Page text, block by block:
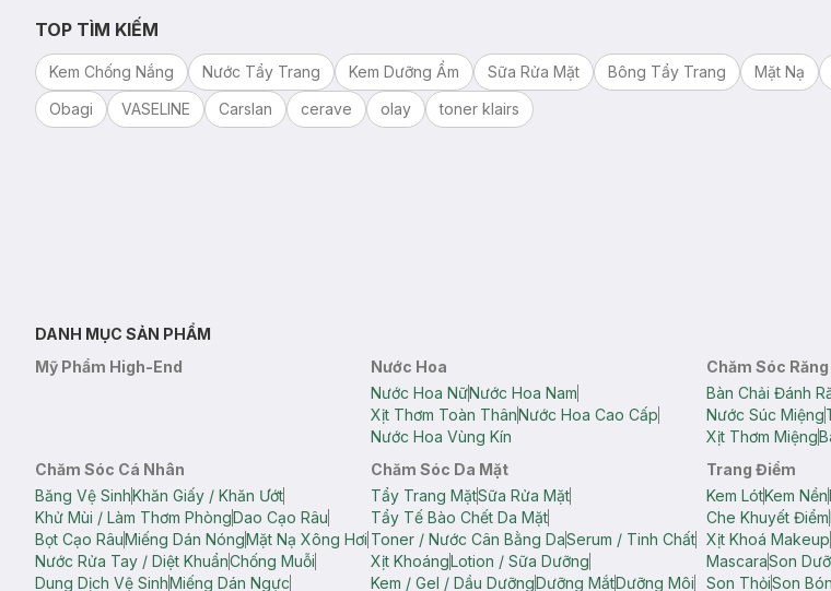
TOP TÌM KIẾM
Kem Chống Nắng Nước Tẩy Trang Kem Dưỡng Ẩm Sữa Rửa Mặt Bông Tẩy Trang Mặt Nạ
Obagi
VASELINE Carslan cerave olay toner klairs
DANH MỤC SẢN PHẨM
Mỹ Phẩm High-End
Nước Hoa
Nước Hoa NữNước Hoa Nam
Xịt Thơm Toàn ThânNước Hoa Cao Cấp
Nước Hoa Vùng Kín
Chăm Sóc
Bàn Chải Đánh
Nước Súc Miệng
Xịt Thơm Miệng
Chăm Sóc Cá Nhân
Băng Vệ SinhKhăn Giấy / Khăn Ướt
Khử Mùi / Làm Thơm PhòngDao Cạo Râu
Bọt Cạo RâuMiếng Dán NóngMặt Nạ Xông Hơi
Nước Rửa Tay / Diệt KhuẩnChống Muỗi
Dung Dịch Vệ SinhMiếng Dán Ngực
Chăm Sóc Da Mặt
Tẩy Trang MặtSữa Rửa Mặt
Tẩy Tế Bào Chết Da Mặt
Toner / Nước Cân Bằng DaSerum / Tinh Chất
Xịt KhoángLotion / Sữa Dưỡng
Kem / Gel / Dầu DưỡngDưỡng MắtDưỡng Môi
Trang Điểm
Kem LótKem Nền
Che Khuyết Điểm
Xịt Khoá Makeup
MascaraSon
Son ThỏiSon